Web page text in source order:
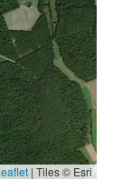
| Tiles © Esri